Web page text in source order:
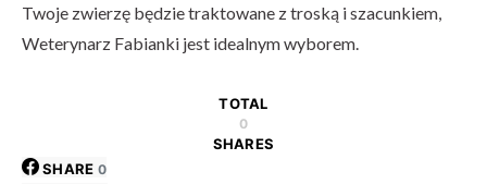
Twoje zwierzę będzie traktowane z troską i szacunkiem,
Weterynarz Fabianki jest idealnym wyborem.
TOTAL
0
SHARES
SHARE 0